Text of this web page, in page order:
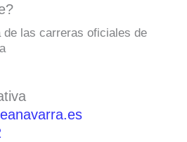
de las carreras oficiales de